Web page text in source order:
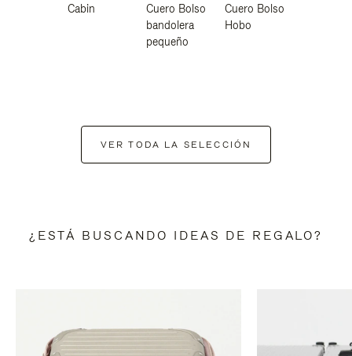
Cabin
Cuero Bolso
bandolera
pequeño
Cuero Bolso
Hobo
VER TODA LA SELECCIÓN
¿ESTÁ BUSCANDO IDEAS DE REGALO?